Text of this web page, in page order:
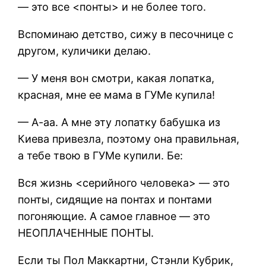
— это все <понты> и не более того.
Вспоминаю детство, сижу в песочнице с
другом, куличики делаю.
— У меня вон смотри, какая лопатка,
красная, мне ее мама в ГУМе купила!
— А-аа. А мне эту лопатку бабушка из
Киева привезла, поэтому она правильная,
а тебе твою в ГУМе купили. Бе:
Вся жизнь <серийного человека> — это
понты, сидящие на понтах и понтами
погоняющие. А самое главное — это
НЕОПЛАЧЕННЫЕ ПОНТЫ.
Если ты Пол Маккартни, Стэнли Кубрик,